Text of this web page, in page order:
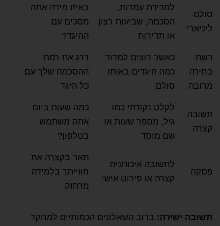
סולם
ליניארי
למדידת עמדות,
הסכמה, שביעות רצון
או תדירות
באיזו מידה אתה
מסכים עם
ההיגד?
רשת
בחירה
מרובה
כאשר רוצים למדוד
כמה היגדים באותו
סולם
דרג את רמת
ההסכמה שלך עם
כל היגד
תשובה
קצרה
לקלט נקודתי כמו
גיל, מספר שעות או
שם מוסד
כמה שעות ביום
אתה משתמש
בטלפון?
פסקה
לתשובה איכותנית
קצרה או פירוט אישי
תאר בקצרה את
חווייתך בלמידה
מרחוק
תשובה ישירה: ברוב השאלונים הכמותיים למחקר